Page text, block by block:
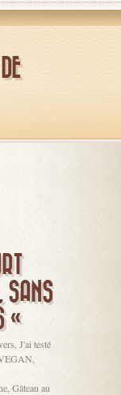
SANS
«
J'ai testé
, Gâteau au